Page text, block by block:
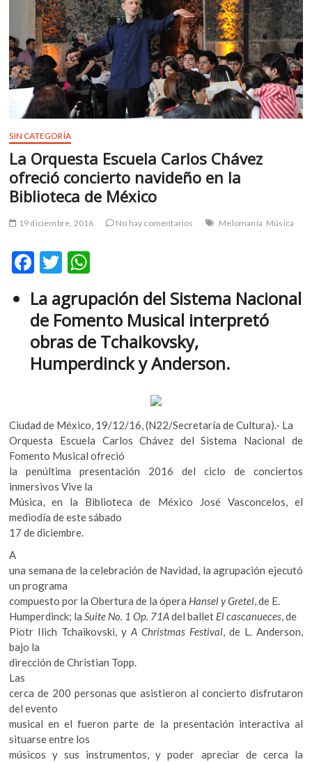
m
o
l
g
e
r
s
SIN CATEGORÍA
La Orquesta Escuela Carlos Chávez
ofreció concierto navideño en la
Biblioteca de México
19 diciembre, 2016 No hay comentarios Melomanía Música
F
e
b
o
o
T
itt
er
at
s
A
p
La agrupación del Sistema Nacional
de Fomento Musical interpretó
obras de Tchaikovsky,
Humperdinck y Anderson.
Ciudad de México, 19/12/16, (N22/Secretaría de Cultura).- La
Orquesta Escuela Carlos Chávez del Sistema Nacional de
Fomento Musical ofreció
la penúltima presentación 2016 del ciclo de conciertos
inmersivos Vive la
Música, en la Biblioteca de México José Vasconcelos, el
mediodía de este sábado
17 de diciembre.
A
una semana de la celebración de Navidad, la agrupación ejecutó
un programa
compuesto por la Obertura de la ópera Hansel y Gretel, de E.
Humperdinck; laSuite No. 1 Op. 71Adel ballet El cascanueces, de
Piotr Ilich Tchaikovski, yA Christmas Festival, de L. Anderson,
bajo la
dirección de Christian Topp.
Las
cerca de 200 personas que asistieron al concierto disfrutaron
del evento
musical en el fueron parte de la presentación interactiva al
situarse entre los
músicos y sus instrumentos, y poder apreciar de cerca la